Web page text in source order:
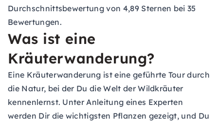
Durchschnittsbewertung von 4,89 Sternen bei 35
Bewertungen.
Was ist eine
Kräuterwanderung?
Eine Kräuterwanderung ist eine geführte Tour durch
die Natur, bei der Du die Welt der Wildkräuter
kennenlernst. Unter Anleitung eines Experten
werden Dir die wichtigsten Pflanzen gezeigt, und Du